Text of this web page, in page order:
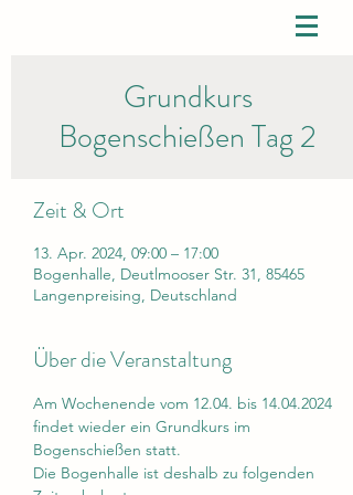
Grundkurs
Bogenschießen Tag 2
Zeit & Ort
13. Apr. 2024, 09:00 – 17:00
Bogenhalle, Deutlmooser Str. 31, 85465
Langenpreising, Deutschland
Über die Veranstaltung
Am Wochenende vom 12.04. bis 14.04.2024
findet wieder ein Grundkurs im
Bogenschießen statt.
Die Bogenhalle ist deshalb zu folgenden